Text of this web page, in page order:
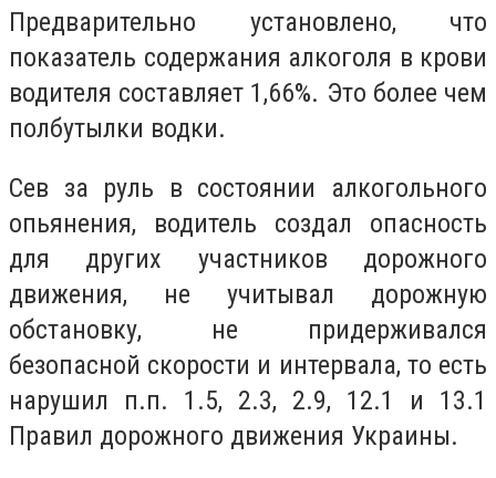
Предварительно установлено, что
показатель содержания алкоголя в крови
водителя составляет 1,66%. Это более чем
полбутылки водки.
Сев за руль в состоянии алкогольного
опьянения, водитель создал опасность
для других участников дорожного
движения, не учитывал дорожную
обстановку, не придерживался
безопасной скорости и интервала, то есть
нарушил п.п. 1.5, 2.3, 2.9, 12.1 и 13.1
Правил дорожного движения Украины.